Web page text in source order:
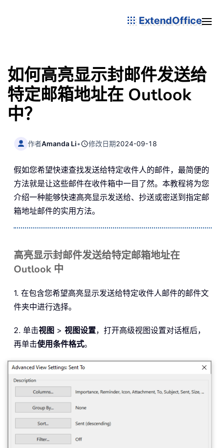
ExtendOffice
如何高亮显示封邮件发送给
特定邮箱地址在 Outlook
中？
作者Amanda Li• 修改日期2024-09-18
假如您希望快速查找发送给特定收件人的邮件，最简便的
方法就是让这些邮件在收件箱中一目了然。本教程将为您
介绍一种能够快速高亮显示发送给、抄送或密送到指定邮
箱地址邮件的实用方法。
高亮显示封邮件发送给特定邮箱地址在
Outlook 中
1. 在包含您希望高亮显示发送给特定收件人邮件的邮件文
件夹中进行选择。
2. 单击视图 > 视图设置，打开高级视图设置对话框后，
再单击使用条件格式。